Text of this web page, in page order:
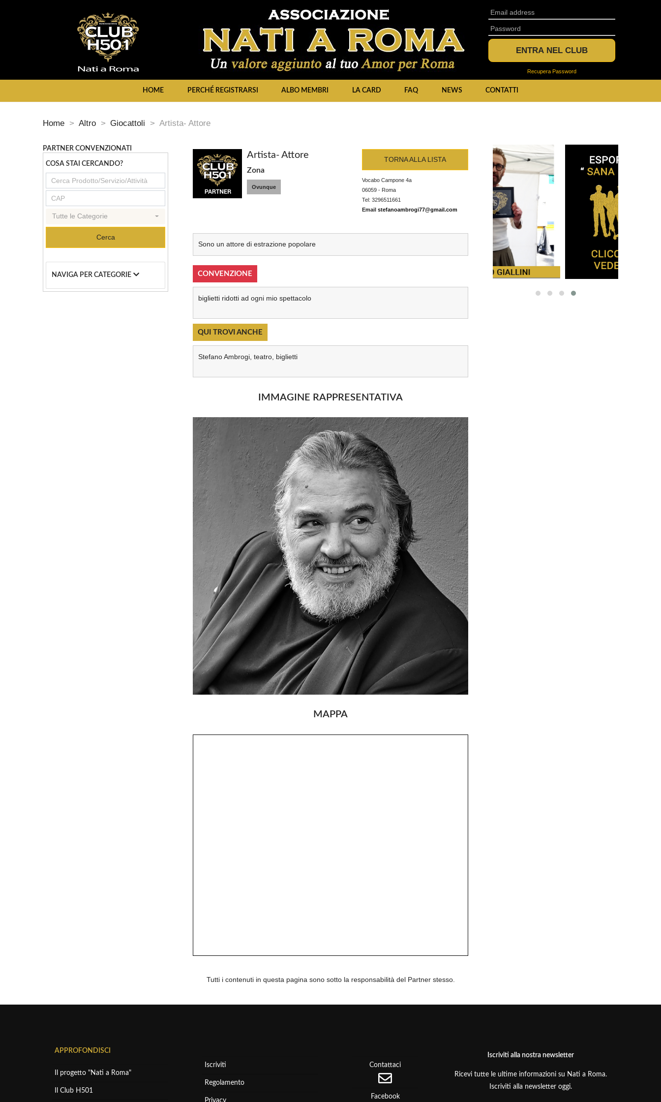
ENTRA NEL CLUB
Recupera Password
HOME PERCHÉ REGISTRARSI ALBO MEMBRI LA CARD FAQ NEWS CONTATTI
Home Altro Giocattoli Artista- Attore
PARTNER CONVENZIONATI
COSA STAI CERCANDO?
Tutte le Categorie
Cerca
NAVIGA PER CATEGORIE
Artista- Attore
Zona
Ovunque
TORNA ALLA LISTA
Vocabo Campone 4a
06059 - Roma
Tel: 3296511661
Email stefanoambrogi77@gmail.com
Sono un attore di estrazione popolare
CONVENZIONE
biglietti ridotti ad ogni mio spettacolo
QUI TROVI ANCHE
Stefano Ambrogi, teatro, biglietti
IMMAGINE RAPPRESENTATIVA
MAPPA
Tutti i contenuti in questa pagina sono sotto la responsabilità del Partner stesso.
APPROFONDISCI
Il progetto "Nati a Roma"
Il Club H501
Iscriviti
Regolamento
Privacy
Contattaci
Facebook
Iscriviti alla nostra newsletter
Ricevi tutte le ultime informazioni su Nati a Roma.
Iscriviti alla newsletter oggi.